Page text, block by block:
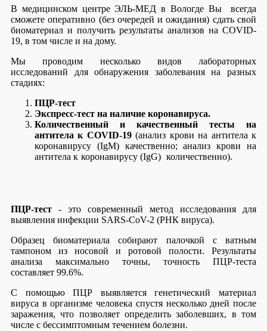
В медицинском центре ЭЛЬ-МЕД в Вологде Вы всегда
сможете оперативно (без очередей и ожидания) сдать свой
биоматериал и получить результаты анализов на COVID-
19, в том числе и на дому.
Мы проводим несколько видов лабораторных
исследований для обнаружения заболевания на разных
стадиях:
ПЦР-тест
Экспресс-тест на наличие коронавируса.
Количественный и качественный тесты на
антитела к COVID-19(анализ крови на антитела к
коронавирусу (IgM) качественно; анализ крови на
антитела к коронавирусу (IgG) количественно).
ПЦР-тест - это современный метод исследования для
выявления инфекции SARS-CoV-2 (РНК вируса).
Образец биоматериала собирают палочкой с ватным
тампоном из носовой и ротовой полости. Результаты
анализа максимально точны, точность ПЦР-теста
составляет 99.6%.
С помощью ПЦР выявляется генетический материал
вируса в организме человека спустя несколько дней после
заражения, что позволяет определить заболевших, в том
числе с бессимптомным течением болезни.